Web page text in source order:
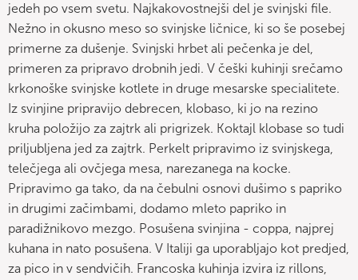
jedeh po vsem svetu. Najkakovostnejši del je svinjski file.
Nežno in okusno meso so svinjske ličnice, ki so še posebej
primerne za dušenje. Svinjski hrbet ali pečenka je del,
primeren za pripravo drobnih jedi. V češki kuhinji srečamo
krkonoške svinjske kotlete in druge mesarske specialitete.
Iz svinjine pripravijo debrecen, klobaso, ki jo na rezino
kruha položijo za zajtrk ali prigrizek. Koktajl klobase so tudi
priljubljena jed za zajtrk. Perkelt pripravimo iz svinjskega,
telečjega ali ovčjega mesa, narezanega na kocke.
Pripravimo ga tako, da na čebulni osnovi dušimo s papriko
in drugimi začimbami, dodamo mleto papriko in
paradižnikovo mezgo. Posušena svinjina - coppa, najprej
kuhana in nato posušena. V Italiji ga uporabljajo kot predjed,
za pico in v sendvičih. Francoska kuhinja izvira iz rillons,